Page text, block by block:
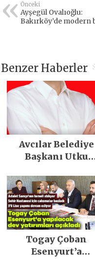
Önceki
Ayşegül Ovalıoğlu:
Bakırköy’de modern
Benzer Haberler
Avcılar Belediye
Başkanı Utku
tahliye edildi
Togay Çoban
Esenyurt’a